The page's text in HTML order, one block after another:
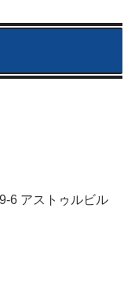
6 アストゥルビル